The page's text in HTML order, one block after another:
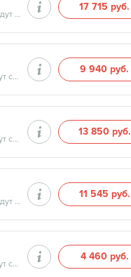
Продолжительность минут, готовность результатов — дата и время готовности будут сообщены врачом в день приёма
17 715 руб.
Продолжительность минут, готовность результатов — дата и время готовности будут сообщены врачом в день приёма
9 940 руб.
Продолжительность минут, готовность результатов — дата и время готовности будут сообщены врачом в день приёма
13 850 руб.
Продолжительность минут, готовность результатов — дата и время готовности будут сообщены врачом в день приёма
11 545 руб.
Продолжительность минут, готовность результатов — дата и время готовности будут сообщены врачом в день приёма
4 460 руб.